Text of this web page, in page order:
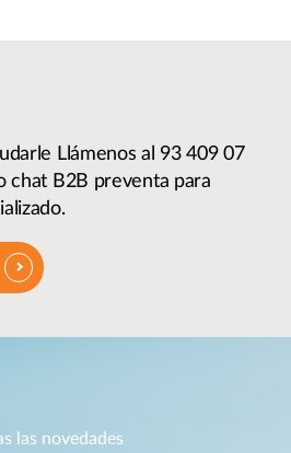
Llámenos al 93 409 07
chat B2B preventa para
las novedades